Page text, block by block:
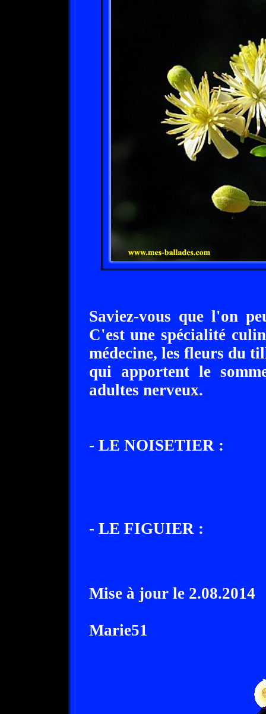
Saviez-vous que l'on
C'est une spécialité
médecine, les fleurs du
qui apportent le
adultes nerveux.
- LE NOISETIER :
- LE FIGUIER :
Mise à jour le 2.08.2014
Marie51